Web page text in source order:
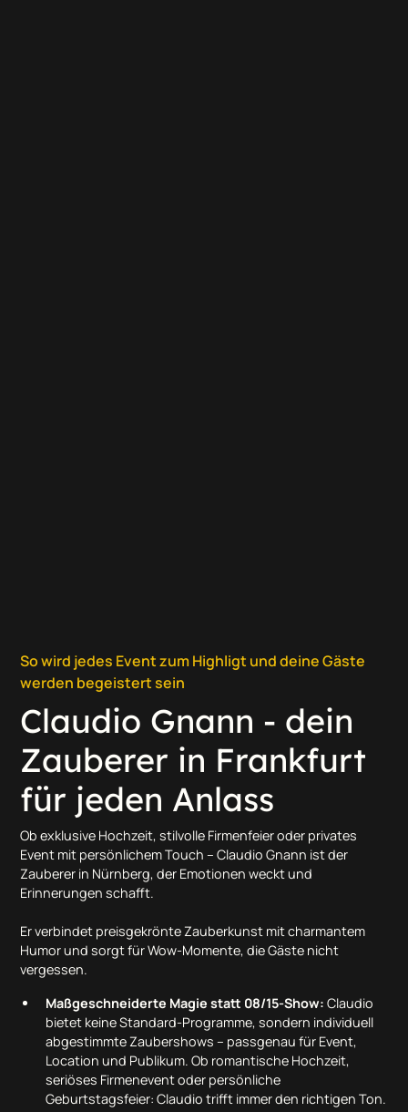
So wird jedes Event zum Highligt und deine Gäste
werden begeistert sein
Claudio Gnann - dein
Zauberer in Frankfurt
für jeden Anlass
Ob exklusive Hochzeit, stilvolle Firmenfeier oder privates
Event mit persönlichem Touch – Claudio Gnann ist der
Zauberer in Nürnberg, der Emotionen weckt und
Erinnerungen schafft.
Er verbindet preisgekrönte Zauberkunst mit charmantem
Humor und sorgt für Wow-Momente, die Gäste nicht
vergessen.
Maßgeschneiderte Magie statt 08/15-Show:Claudio
bietet keine Standard-Programme, sondern individuell
abgestimmte Zaubershows – passgenau für Event,
Location und Publikum. Ob romantische Hochzeit,
seriöses Firmenevent oder persönliche
Geburtstagsfeier: Claudio trifft immer den richtigen Ton.